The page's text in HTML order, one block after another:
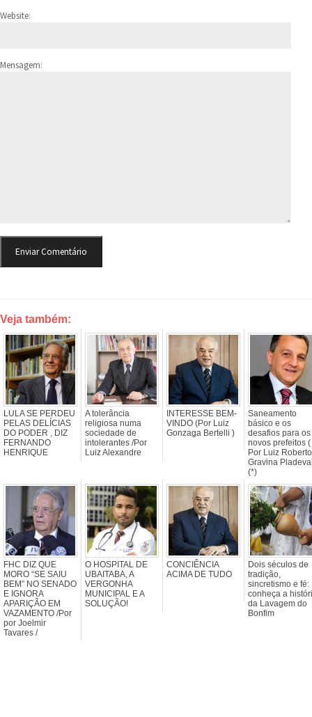
Website:
Mensagem:
Veja também:
LULA SE PERDEU
PELAS DELÍCIAS
DO PODER , DIZ
FERNANDO
HENRIQUE
A tolerância
religiosa numa
sociedade de
intolerantes /Por
Luiz Alexandre
INTERESSE BEM-
VINDO (Por Luiz
Gonzaga Bertelli )
Saneamento
básico e os
desafios para os
novos prefeitos (
Por Luiz Roberto
Gravina
(*)
FHC DIZ QUE
MORO “SE SAIU
BEM” NO SENADO
E IGNORA
APARIÇÃO EM
VAZAMENTO /Por
por Joelmir
Tavares /
O HOSPITAL DE
UBAITABA, A
VERGONHA
MUNICIPAL E A
SOLUÇÃO!
CONCIÊNCIA
ACIMA DE TUDO
Dois séculos de
tradição,
sincretismo e fé:
conheça a
da Lavagem do
Bonfim